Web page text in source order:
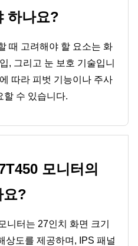
하나요?
때 고려해야 할 요소는 화
, 그리고 눈 보호 기술입니
따라 피벗 기능이나 주사
할 수 있습니다.
모니터의
요?
니터는 27인치 화면 크기
상도를 제공하며, IPS 패널